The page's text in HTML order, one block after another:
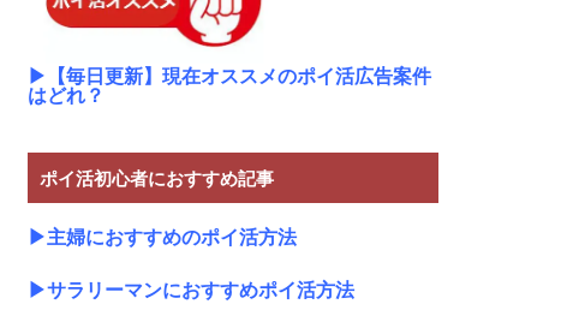
▶
【毎日更新】現在オススメのポイ活広告案件
はどれ？
ポイ活初心者におすすめ記事
▶主婦におすすめのポイ活方法
▶サラリーマンにおすすめポイ活方法